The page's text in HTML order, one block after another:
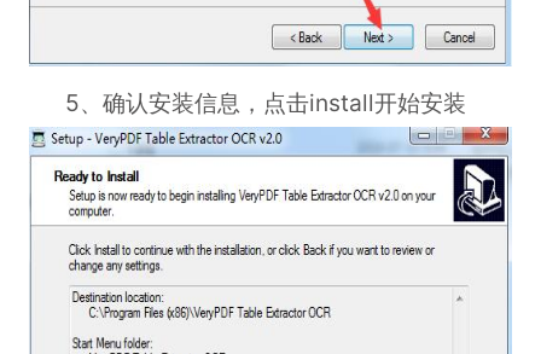
5、确认安装信息，点击install开始安装